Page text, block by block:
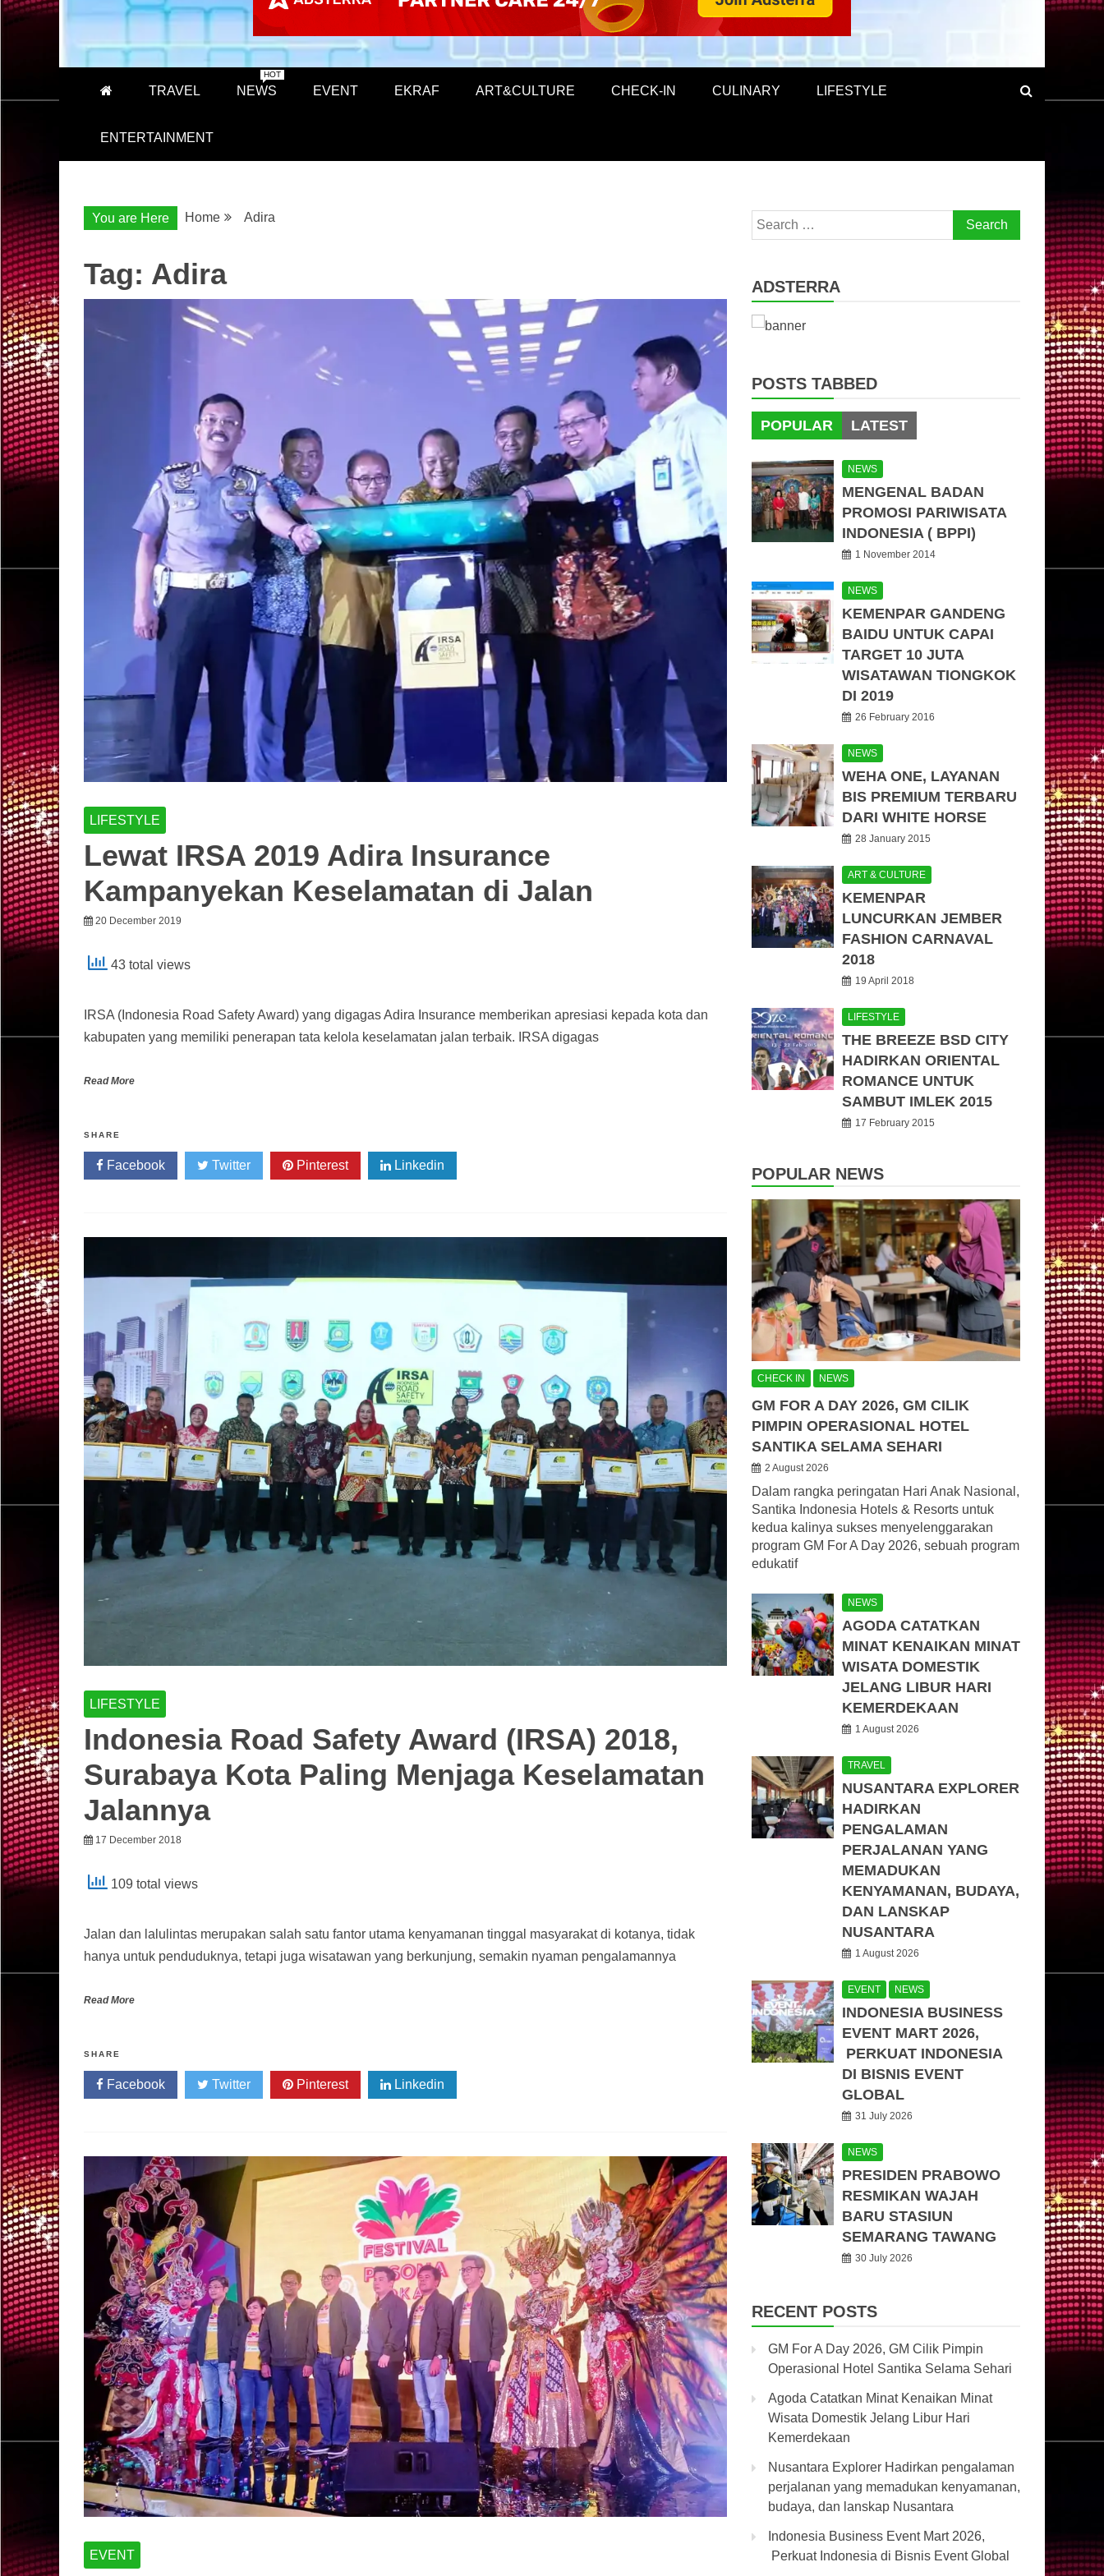
TRAVEL NEWS
HOT
EVENT EKRAF ART&CULTURE CHECK-IN CULINARY LIFESTYLE
ENTERTAINMENT
You are Here Home Adira
Tag: Adira
LIFESTYLE
Lewat IRSA 2019 Adira Insurance
Kampanyekan Keselamatan di Jalan
20 December 2019
43 total views
IRSA (Indonesia Road Safety Award) yang digagas Adira Insurance memberikan apresiasi kepada kota dan
kabupaten yang memiliki penerapan tata kelola keselamatan jalan terbaik. IRSA digagas
Read More
SHARE
Facebook Twitter Pinterest Linkedin
LIFESTYLE
Indonesia Road Safety Award (IRSA) 2018,
Surabaya Kota Paling Menjaga Keselamatan
Jalannya
17 December 2018
109 total views
Jalan dan lalulintas merupakan salah satu fantor utama kenyamanan tinggal masyarakat di kotanya, tidak
hanya untuk penduduknya, tetapi juga wisatawan yang berkunjung, semakin nyaman pengalamannya
Read More
SHARE
Facebook Twitter Pinterest Linkedin
EVENT
Search
for:
ADSTERRA
POSTS TABBED
POPULAR LATEST
NEWS
MENGENAL BADAN
PROMOSI PARIWISATA
INDONESIA ( BPPI)
1 November 2014
NEWS
KEMENPAR GANDENG
BAIDU UNTUK CAPAI
TARGET 10 JUTA
WISATAWAN TIONGKOK
DI 2019
26 February 2016
NEWS
WEHA ONE, LAYANAN
BIS PREMIUM TERBARU
DARI WHITE HORSE
28 January 2015
ART & CULTURE
KEMENPAR
LUNCURKAN JEMBER
FASHION CARNAVAL
2018
19 April 2018
LIFESTYLE
THE BREEZE BSD CITY
HADIRKAN ORIENTAL
ROMANCE UNTUK
SAMBUT IMLEK 2015
17 February 2015
POPULAR NEWS
CHECK IN NEWS
GM FOR A DAY 2026, GM CILIK
PIMPIN OPERASIONAL HOTEL
SANTIKA SELAMA SEHARI
2 August 2026
Dalam rangka peringatan Hari Anak Nasional,
Santika Indonesia Hotels & Resorts untuk
kedua kalinya sukses menyelenggarakan
program GM For A Day 2026, sebuah program
edukatif
NEWS
AGODA CATATKAN
MINAT KENAIKAN MINAT
WISATA DOMESTIK
JELANG LIBUR HARI
KEMERDEKAAN
1 August 2026
TRAVEL
NUSANTARA EXPLORER
HADIRKAN
PENGALAMAN
PERJALANAN YANG
MEMADUKAN
KENYAMANAN, BUDAYA,
DAN LANSKAP
NUSANTARA
1 August 2026
EVENT NEWS
INDONESIA BUSINESS
EVENT MART 2026,
PERKUAT INDONESIA
DI BISNIS EVENT
GLOBAL
31 July 2026
NEWS
PRESIDEN PRABOWO
RESMIKAN WAJAH
BARU STASIUN
SEMARANG TAWANG
30 July 2026
RECENT POSTS
GM For A Day 2026, GM Cilik Pimpin
Operasional Hotel Santika Selama Sehari
Agoda Catatkan Minat Kenaikan Minat
Wisata Domestik Jelang Libur Hari
Kemerdekaan
Nusantara Explorer Hadirkan pengalaman
perjalanan yang memadukan kenyamanan,
budaya, dan lanskap Nusantara
Indonesia Business Event Mart 2026,
Perkuat Indonesia di Bisnis Event Global